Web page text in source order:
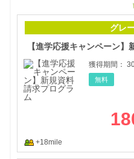
グレ
【進学応援キャンペーン
獲得期間：
無料
+18mile